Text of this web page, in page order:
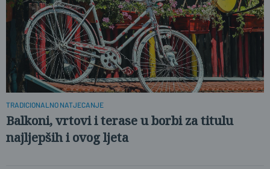
TRADICIONALNO NATJECANJE
Balkoni, vrtovi i terase u borbi za titulu
najljepših i ovog ljeta